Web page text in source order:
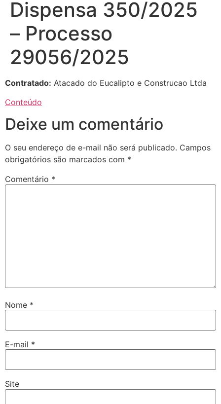
Dispensa 350/2025
– Processo
29056/2025
Contratado: Atacado do Eucalipto e Construcao Ltda
Conteúdo
Deixe um comentário
O seu endereço de e-mail não será publicado. Campos
obrigatórios são marcados com *
Comentário *
Nome *
E-mail *
Site